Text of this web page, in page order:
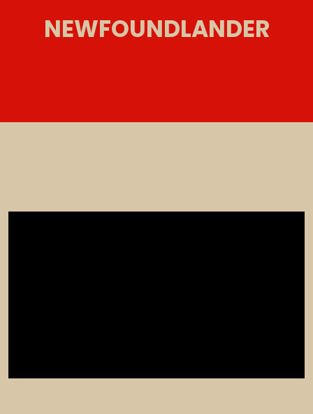
NEWFOUNDLANDER